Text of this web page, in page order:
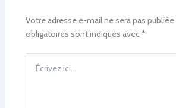
Votre adresse e-mail ne sera pas publiée.
obligatoires sont indiqués avec *
ici…